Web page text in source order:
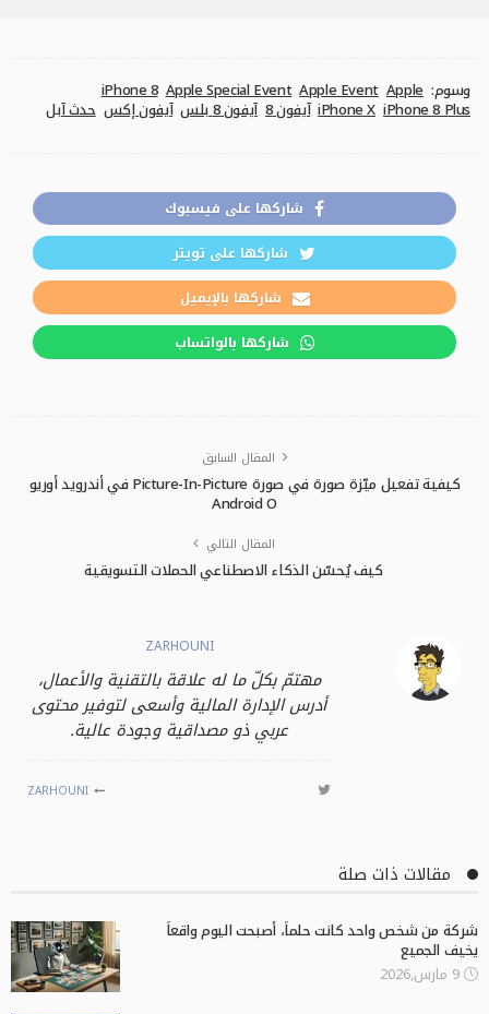
وسوم: Apple
Apple Event
Apple Special Event
iPhone 8
iPhone 8 Plus
iPhone X آيفون 8 آيفون 8 بلس آيفون إكس حدث آبل
شاركها على فيسبوك
شاركها على تويتر
شاركها بالإيميل
شاركها بالواتساب
المقال السابق
كيفية تفعيل ميّزة صورة في صورة Picture-In-Picture في أندرويد أوريو
Android O
المقال التالي
كيف يُحسّن الذكاء الاصطناعي الحملات التسويقية
ZARHOUNI
مهتمّ بكلّ ما له علاقة بالتقنية والأعمال،
أدرس الإدارة المالية وأسعى لتوفير محتوى
عربي ذو مصداقية وجودة عالية.
ZARHOUNI
مقالات ذات صلة
شركة من شخص واحد كانت حلماً، أصبحت اليوم واقعاً
يخيف الجميع
9 مارس,2026